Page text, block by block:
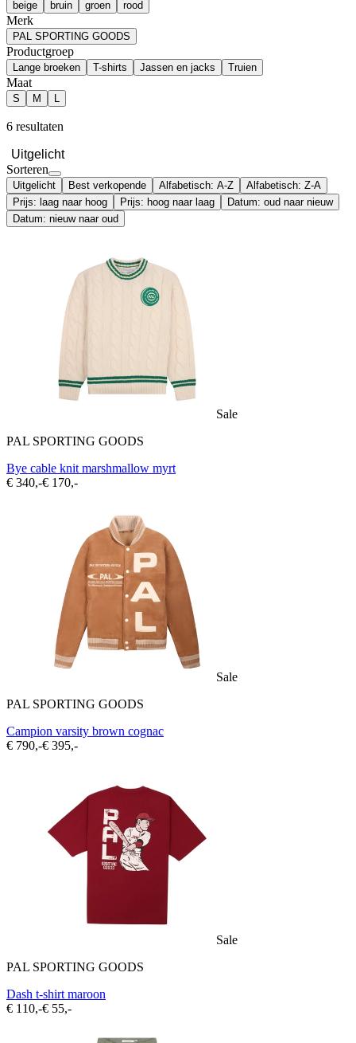
beige bruin groen rood
Merk
PAL SPORTING GOODS
Productgroep
Lange broeken T-shirts Jassen en jacks Truien
Maat
S M L
6 resultaten
Uitgelicht
Sorteren
Uitgelicht Best verkopende Alfabetisch: A-Z
Alfabetisch: Z-A
Prijs: laag naar hoog
Prijs: hoog naar laag
Datum: oud naar nieuw
Datum: nieuw naar oud
Sale
PAL SPORTING GOODS
Bye cable knit marshmallow myrt
€ 340,-€ 170,-
Sale
PAL SPORTING GOODS
Campion varsity brown cognac
€ 790,-€ 395,-
Sale
PAL SPORTING GOODS
Dash t-shirt maroon
€ 110,-€ 55,-